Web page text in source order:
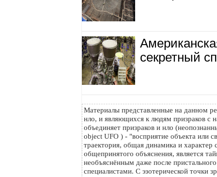
секретный
Материалы представленные на данном
нло, и являющихся к людям призраков с
объединяет призраков и нло
object UFO ) - "восприятие объекта или
траектория, общая динамика и характер
общепринятого объяснения, является
необъяснённым даже после
специалистами. С эзотерической точки